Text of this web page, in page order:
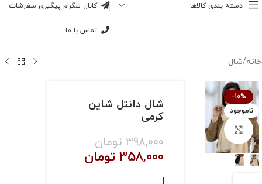
دسته بندی کالاها کانال تلگرام پیگیری سفارشات
تماس با ما
خانه/شال
-10%
ناموجود
بزرگنمایی تصویر
شال دانتل شاین
کرمی
398,000 تومان
358,000 تومان